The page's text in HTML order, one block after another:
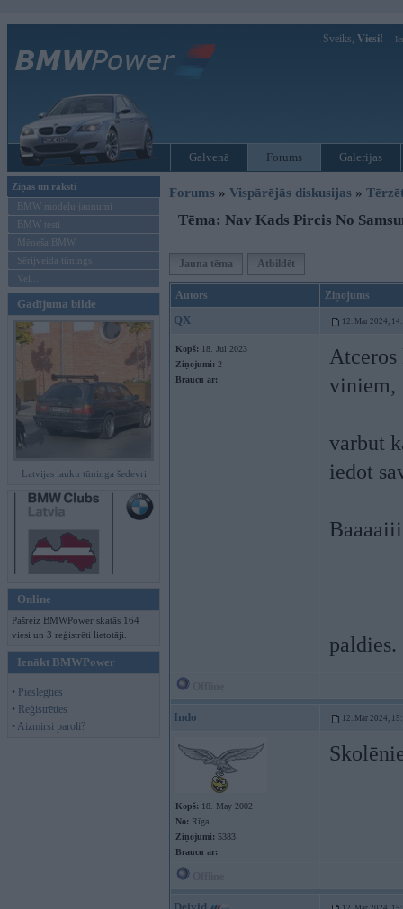
Sveiks, Viesi!
Galvenā Forums Galerijas
Ziņas un raksti
BMW modeļu jaunumi
BMW testi
Mēneša BMW
Sērijveida tūnings
Vel...
Gadījuma bilde
Latvijas lauku tūninga šedevri
Online
Pašreiz BMWPower skatās 164
viesi un 3 reģistrēti lietotāji.
Ienākt BMWPower
• Pieslēgties
• Reģistrēties
• Aizmirsi paroli?
Forums » Vispārējās diskusijas »
Tēma: Nav Kads Pircis No
Jauna tēma Atbildēt
Autors Ziņojums
QX 12. Mar 2024,
Kopš: 18. Jul 2023
Ziņojumi: 2
Braucu ar:
viniem,
varbut
iedot
paldies.
Indo 12. Mar 2024,
Kopš: 18. May 2002
No: Rīga
Ziņojumi: 5383
Braucu ar: